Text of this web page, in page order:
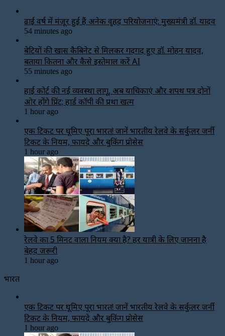
ढाई वर्ष में मंजूर हुई हैं अनेक वृहद परियोजनाएं: मुख्यमंत्री डॉ. यादव
54 minutes ago
बेटियों की खास कैबिनेट से मिलकर गदगद हुए डॉ. मोहन यादव,
बताया कितना और कैसे इस्तेमाल करें AI
55 minutes ago
हाई कोर्ट की नई व्यवस्था लागू, अब याचिकाएं और शपथ पत्र दोनों
ओर होंगे प्रिंट; हार्ड कॉपी की प्रथा खत्म
1 hour ago
एक टिकट पर घूमिए पूरा भारत! जानें भारतीय रेलवे के सर्कुलर जर्नी
टिकट के नियम, फायदे और बुकिंग प्रोसेस
1 hour ago
रेलवे का 5 मिनट वाला नियम क्या है? हर यात्री के लिए जानना है
बेहद जरूरी
1 hour ago
भारत
एक टिकट पर घूमिए पूरा भारत! जानें भारतीय रेलवे के सर्कुलर जर्नी
टिकट के नियम, फायदे और बुकिंग प्रोसेस
1 hour ago